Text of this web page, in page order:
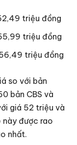
triệu đồng
triệu đồng
triệu đồng
so với bản
bản CBS và
giá 52 triệu và
được rao
nhất.